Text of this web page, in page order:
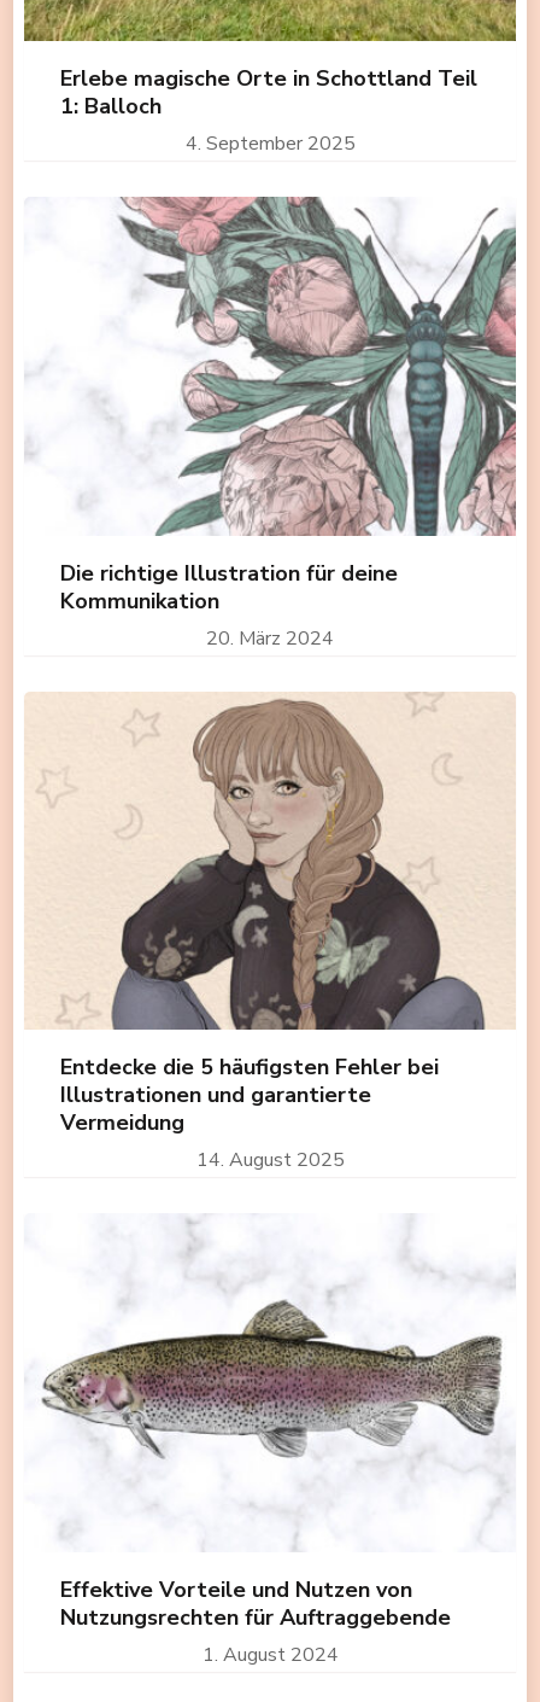
Erlebe magische Orte in Schottland Teil
1: Balloch
4. September 2025
Die richtige Illustration für deine
Kommunikation
20. März 2024
Entdecke die 5 häufigsten Fehler bei
Illustrationen und garantierte
Vermeidung
14. August 2025
Effektive Vorteile und Nutzen von
Nutzungsrechten für Auftraggebende
1. August 2024